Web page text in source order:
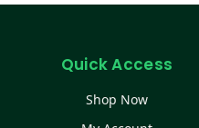
Quick Access
Shop Now